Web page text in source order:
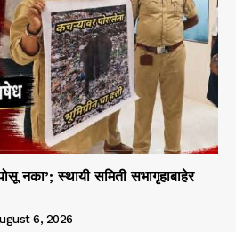
नका’; स्थायी समिती सभागृहाबाहेर
6, 2026